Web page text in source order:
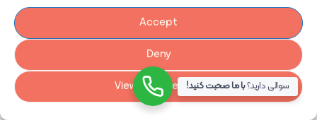
Accept
Deny
View preferences
ایمیل:info@calindairy.com
شماره تماس:
شماره فکس:۶۵۴۳۹۴۸۷ (۰۲۱)
آدرس: ایران، تهران، شهریار، شهرک صنعتی صفادشت بلوار اردیبهشت،
سوالی دارید؟با ما صحبت کنید!